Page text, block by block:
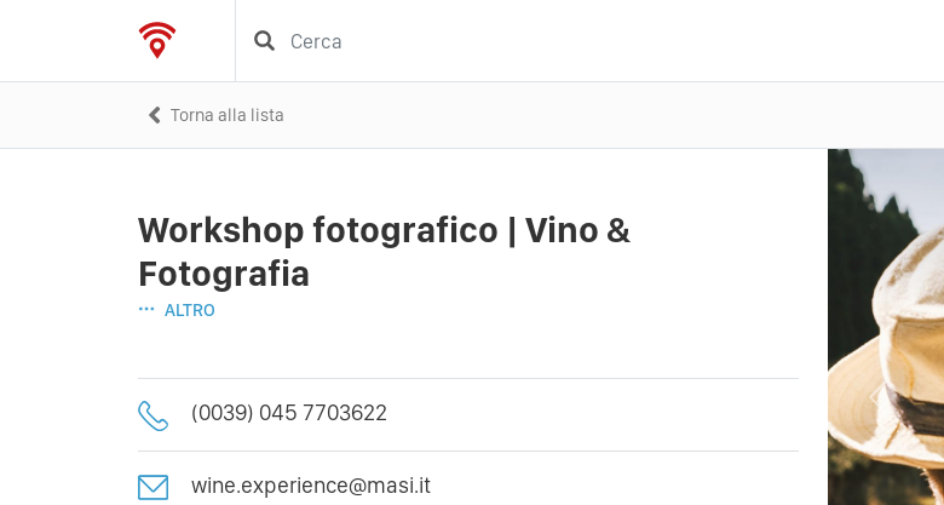
Torna alla lista
Workshop fotografico | Vino &
Fotografia
ALTRO
(0039) 045 7703622
wine.experience@masi.it
Previous